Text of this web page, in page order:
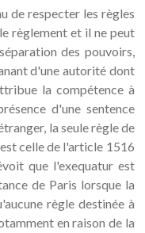
de respecter les règles
règlement et il ne peut
des pouvoirs,
d'une autorité dont
la compétence à
d'une sentence
la seule règle de
celle de l'article 1516
que l'exequatur est
de Paris lorsque la
règle destinée à
en raison de la